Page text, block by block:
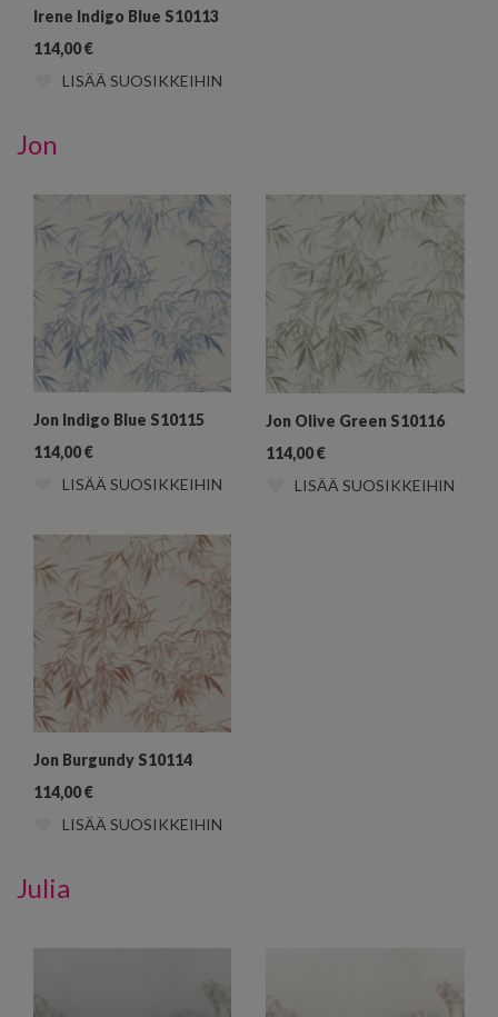
Irene Indigo Blue S10113
114,00€
LISÄÄ SUOSIKKEIHIN
Jon
Jon Indigo Blue S10115
114,00€
LISÄÄ SUOSIKKEIHIN
Jon Olive Green S10116
114,00€
LISÄÄ SUOSIKKEIHIN
Jon Burgundy S10114
114,00€
LISÄÄ SUOSIKKEIHIN
Julia